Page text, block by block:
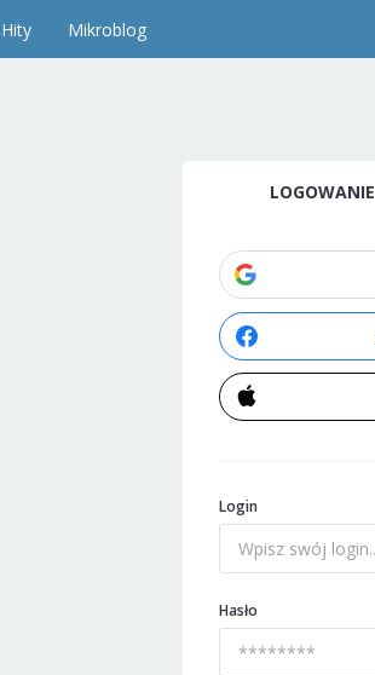
Hity Mikroblog
LOGOWANIE
Login
Hasło